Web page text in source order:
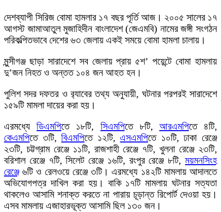
দেশব্যাপী সিরিজ বোমা হামলার ১৭ বছর পূর্তি আজ। ২০০৫ সালের ১৭
আগস্ট জামাআতুল মুজাহিদীন বাংলাদেশ (জেএমবি) নামের জঙ্গী সংগঠন
পরিকল্পিতভাবে দেশের ৬৩ জেলায় একই সময়ে বোমা হামলা চালায়।
মুন্সীগঞ্জ ছাড়া সারাদেশে সব জেলায় প্রায় ৫শ’ পয়েন্টে বোমা হামলায়
দু’জন নিহত ও অন্তত ১০৪ জন আহত হন।
পুলিশ সদর দফতর ও র‌্যাবের তথ্য অনুযায়ী, ঘটনার পরপরই সারাদেশে
১৫৯টি মামলা দায়ের করা হয়।
এরমধ্যেডিএমপিতে ১৮টি, সিএমপিতে ৮টি, আরএমপিতে ৪টি,
কেএমপিতে ৩টি,বিএমপিতে ১২টি,এসএমপিতে ১০টি, ঢাকা রেঞ্জে
২৩টি, চট্টগ্রাম রেঞ্জে ১১টি, রাজশাহী রেঞ্জে ৭টি, খুলনা রেঞ্জে ২৩টি,
বরিশাল রেঞ্জে ৭টি, সিলেট রেঞ্জে ১৬টি, রংপুর রেঞ্জে ৮টি, ময়মনসিংহ
রেঞ্জে ৬টি ও রেলওয়ে রেঞ্জে ৩টি। এরমধ্যে ১৪২টি মামলায় আদালতে
অভিযোগপত্র দাখিল করা হয়। বাকি ১৭টি মামলায় ঘটনার সত্যতা
থাকলেও আসামি শনাক্ত করতে না পারায় চূড়ান্ত রিপোর্ট দেওয়া হয়।
এসব মামলায় এজাহারভূক্ত আসামি ছিল ১৩০ জন।